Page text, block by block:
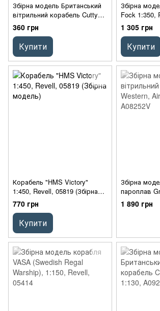
Збірна модель Британський
вітрильний корабель Cutty
Sark, 1:350, Academy, 14110
360 грн
Купити
Збірна
Fock 1:350,
1 305 грн
Купити
Корабель "HMS Victory"
1:450, Revell, 05819 (Збірна
модель)
770 грн
Купити
Збірна
пароплав
Airfix, 1:180,
1 890 грн